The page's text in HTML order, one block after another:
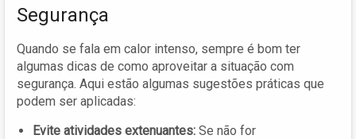
Segurança
Quando se fala em calor intenso, sempre é bom ter
algumas dicas de como aproveitar a situação com
segurança. Aqui estão algumas sugestões práticas que
podem ser aplicadas:
Evite atividades extenuantes: Se não for